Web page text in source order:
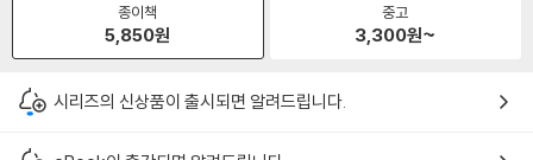
종이책
5,850원
중고
3,300원~
시리즈의 신상품이 출시되면 알려드립니다.